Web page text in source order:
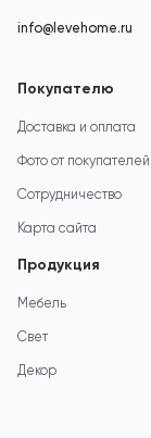
info@levehome.ru
Покупателю
Доставка и оплата
Фото от покупателей
Сотрудничество
Карта сайта
Продукция
Мебель
Свет
Декор